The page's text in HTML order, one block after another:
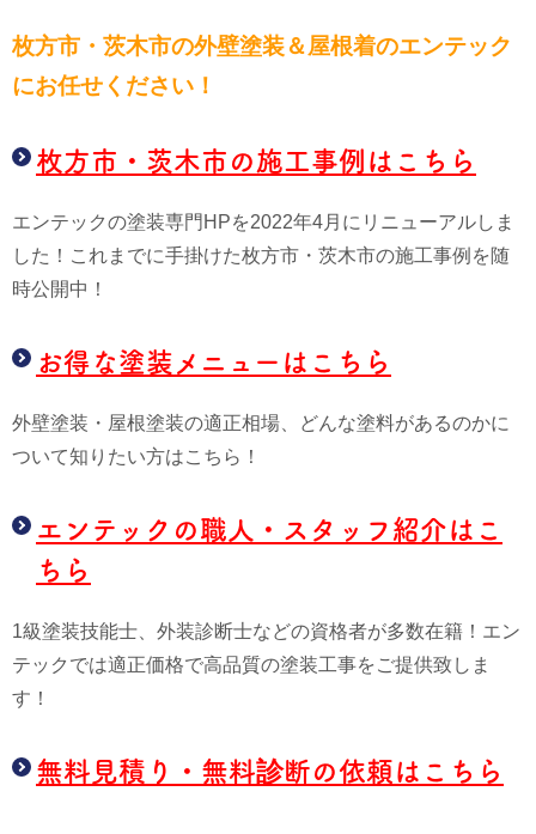
枚方市・茨木市の外壁塗装＆屋根着のエンテック
にお任せください！
枚方市・茨木市の施工事例はこちら
エンテックの塗装専門HPを2022年4月にリニューアルしま
した！これまでに手掛けた枚方市・茨木市の施工事例を随
時公開中！
お得な塗装メニューはこちら
外壁塗装・屋根塗装の適正相場、どんな塗料があるのかに
ついて知りたい方はこちら！
エンテックの職人・スタッフ紹介はこ
ちら
1級塗装技能士、外装診断士などの資格者が多数在籍！エン
テックでは適正価格で高品質の塗装工事をご提供致しま
す！
無料見積り・無料診断の依頼はこちら